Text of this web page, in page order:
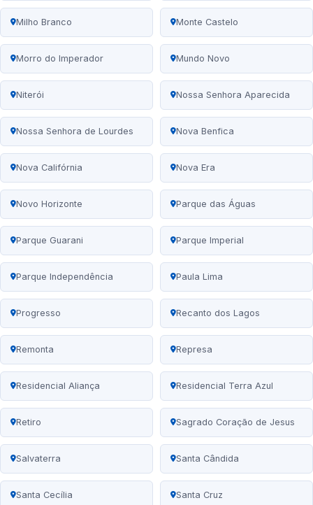
Milho Branco Monte Castelo
Morro do Imperador Mundo Novo
Niterói Nossa Senhora Aparecida
Nossa Senhora de Lourdes Nova Benfica
Nova Califórnia Nova Era
Novo Horizonte Parque das Águas
Parque Guarani Parque Imperial
Parque Independência Paula Lima
Progresso Recanto dos Lagos
Remonta Represa
Residencial Aliança Residencial Terra Azul
Retiro Sagrado Coração de Jesus
Salvaterra Santa Cândida
Santa Cecília Santa Cruz